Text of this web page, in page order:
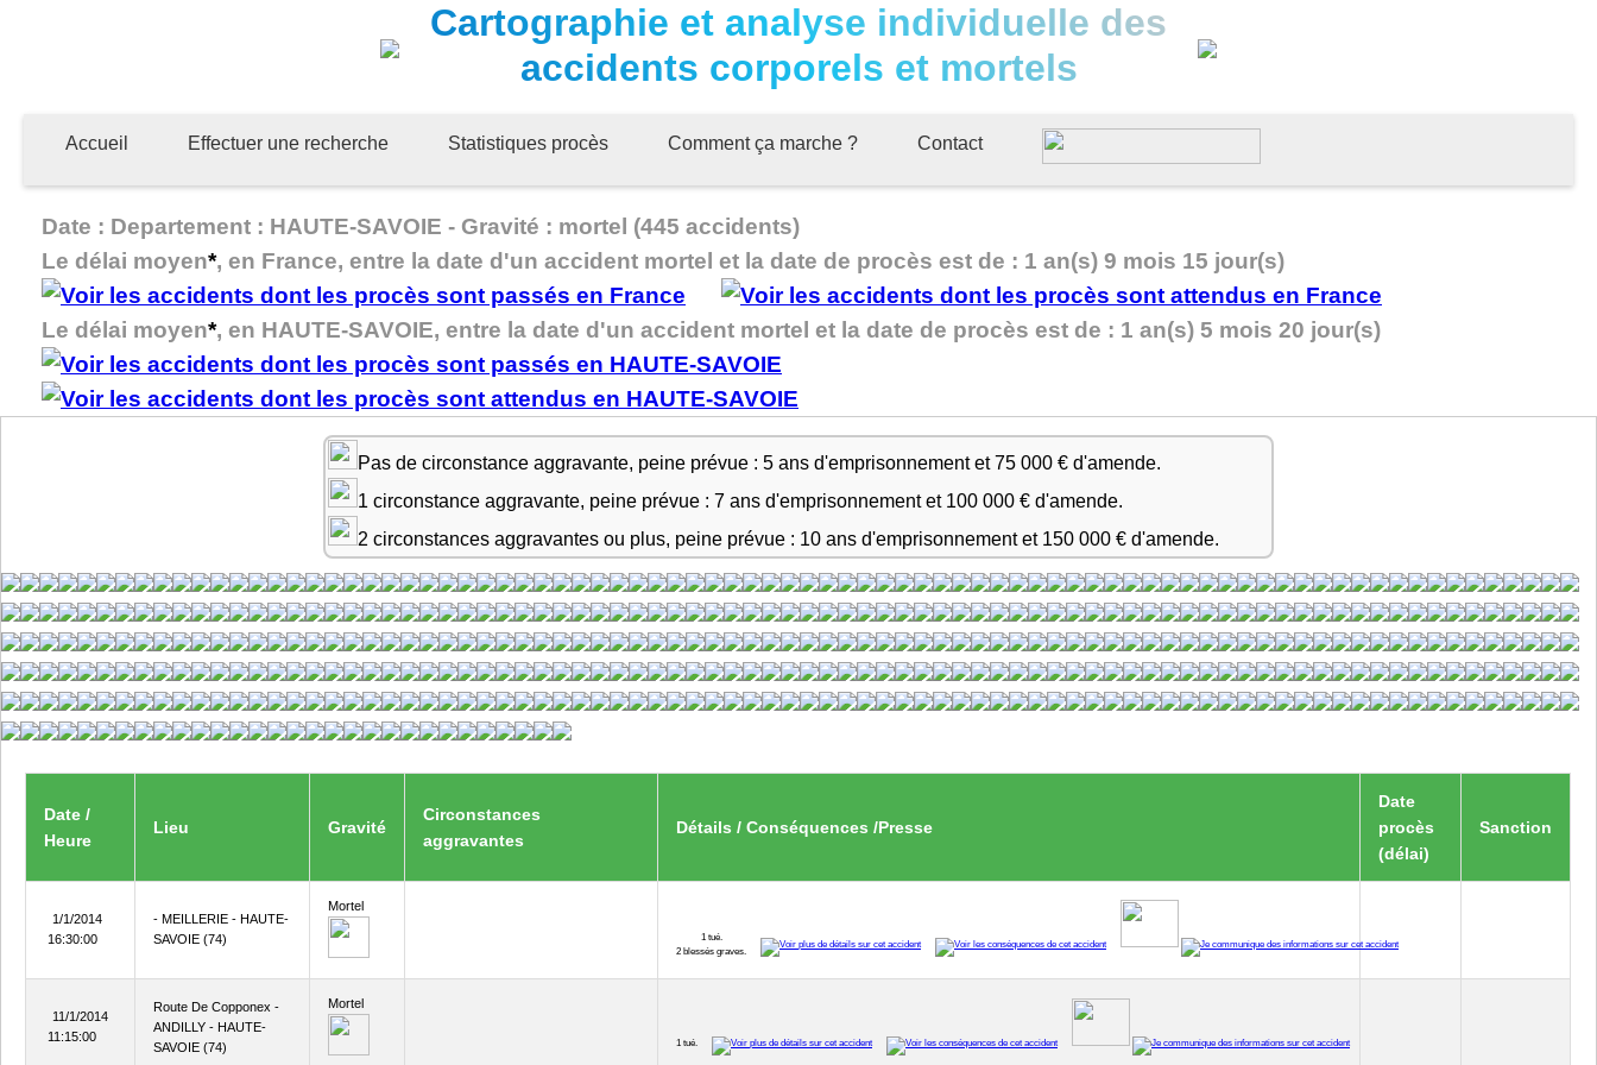
Cartographie et analyse individuelle des
accidents corporels et mortels
Accueil Effectuer une recherche Statistiques procès Comment ça marche ? Contact
Date : Departement : HAUTE-SAVOIE - Gravité : mortel (445 accidents)
Le délai moyen*, en France, entre la date d'un accident mortel et la date de procès est de : 1 an(s) 9 mois 15 jour(s)
Le délai moyen*, en HAUTE-SAVOIE, entre la date d'un accident mortel et la date de procès est de : 1 an(s) 5 mois 20 jour(s)
Pas de circonstance aggravante, peine prévue : 5 ans d'emprisonnement et 75 000 € d'amende.
1 circonstance aggravante, peine prévue : 7 ans d'emprisonnement et 100 000 € d'amende.
2 circonstances aggravantes ou plus, peine prévue : 10 ans d'emprisonnement et 150 000 € d'amende.
Date /
Heure
Lieu Gravité
Circonstances
aggravantes
Détails / Conséquences /Presse
Date
procès
(délai)
Sanction
1/1/2014
16:30:00
- MEILLERIE - HAUTE-
SAVOIE (74)
Mortel
1 tué.
2 blessés graves.
11/1/2014
11:15:00
Route De Copponex -
ANDILLY - HAUTE-
SAVOIE (74)
Mortel
1 tué.